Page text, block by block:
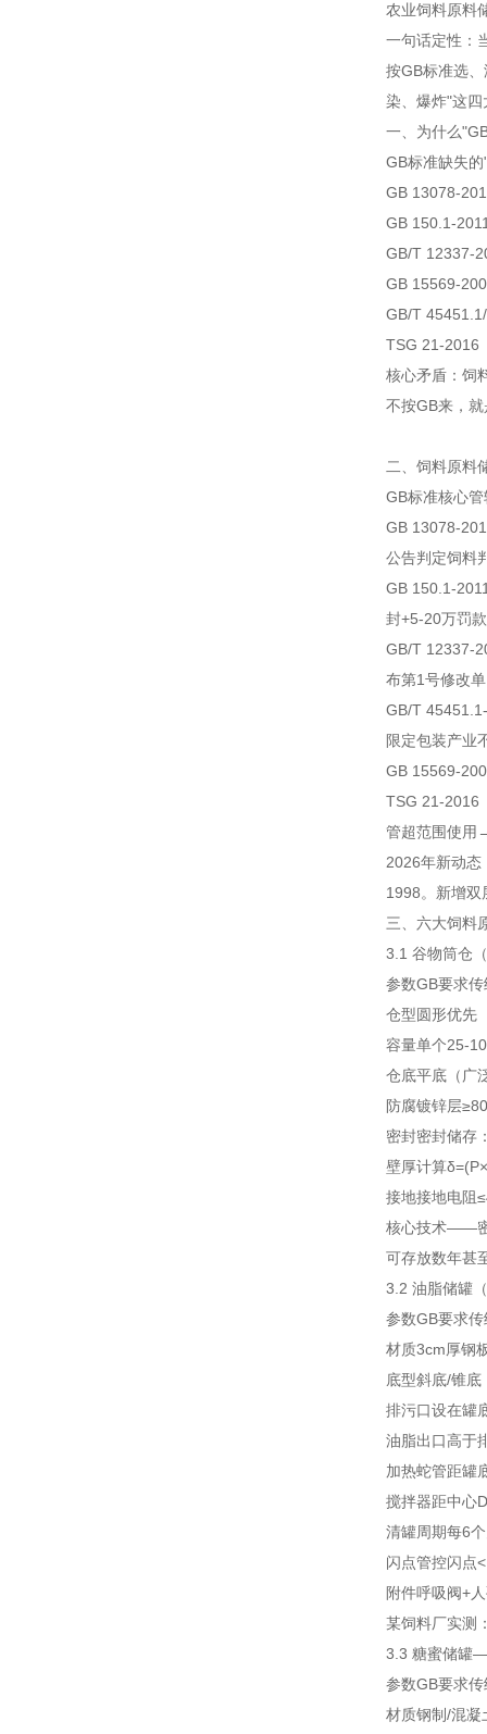
农业饲料原
一句话定性：
按GB标准选
染、爆炸"这
一、为什么
GB标准缺失
GB 13078-
GB 150.1-
GB/T 12337-
GB 15569-
GB/T
TSG 21-2016
核心矛盾：饲
不按GB来，
二、饲料原料
GB标准核心
GB 13078-
公告判定饲料
GB 150.1-
封+5-20万罚款
GB/T 12337-
布第1号修改
GB/T
限定包装产业
GB 15569-
TSG 21-2016
管超范围使用
2026年新动
1998。新增双
三、六大饲料
3.1 谷物筒仓
参数GB要求传
仓型圆形优先
容量单个25-
仓底平底（广
防腐镀锌层
密封密封储存
壁厚计算
接地接地电阻
核心技术——密
可存放数年甚
3.2 油脂储罐
参数GB要求传
材质3cm厚钢
底型斜底/锥底
排污口设在罐
油脂出口高于
加热蛇管距罐
搅拌器距中心
清罐周期每6
闪点管控闪点
附件呼吸阀+
某饲料厂实测
3.3 糖蜜储罐
参数GB要求传
材质钢制/混凝